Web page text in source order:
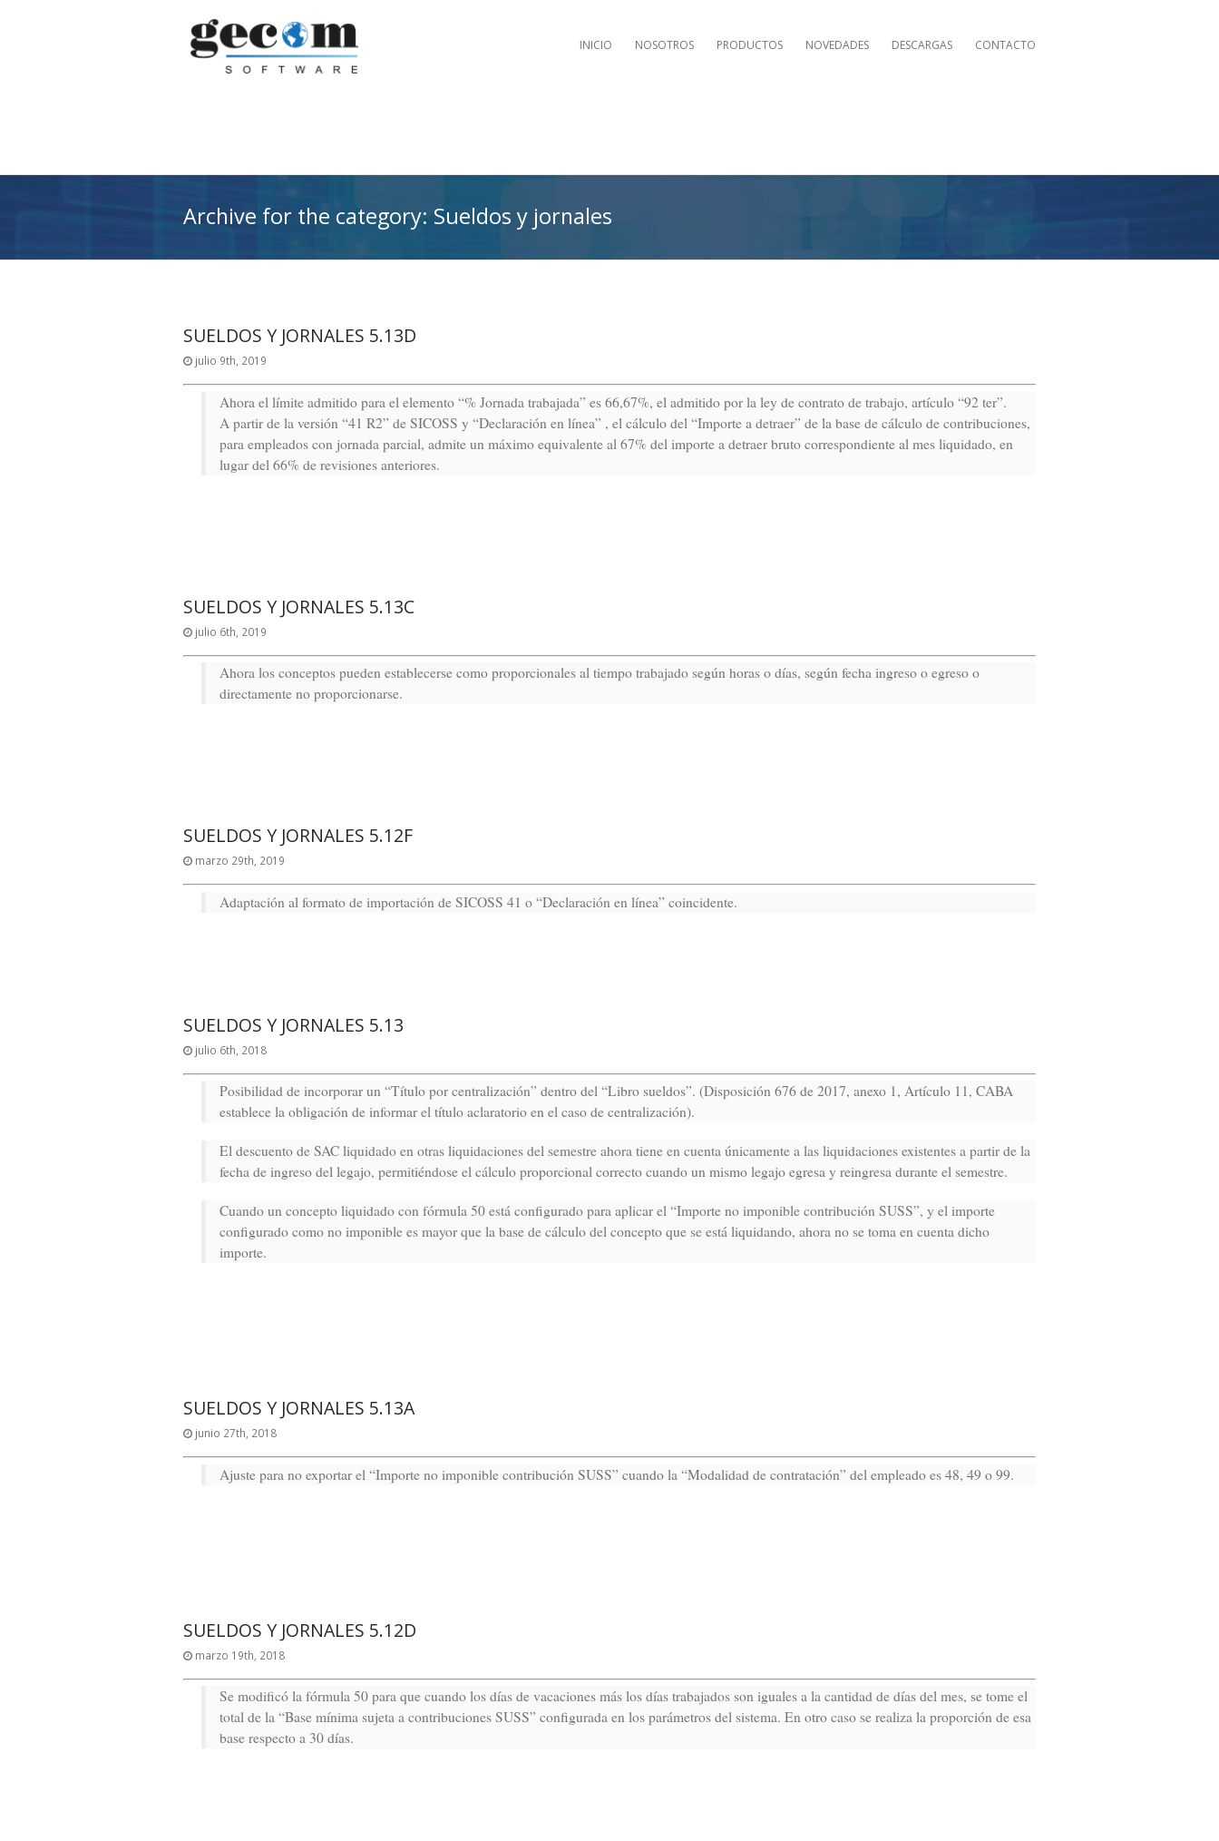
INICIO NOSOTROS PRODUCTOS NOVEDADES DESCARGAS CONTACTO
Archive for the category: Sueldos y jornales
SUELDOS Y JORNALES 5.13D
julio 9th, 2019
Ahora el límite admitido para el elemento “% Jornada trabajada” es 66,67%, el admitido por la ley de contrato de trabajo, artículo “92 ter”.
A partir de la versión “41 R2” de SICOSS y “Declaración en línea” , el cálculo del “Importe a detraer” de la base de cálculo de contribuciones,
para empleados con jornada parcial, admite un máximo equivalente al 67% del importe a detraer bruto correspondiente al mes liquidado, en
lugar del 66% de revisiones anteriores.
SUELDOS Y JORNALES 5.13C
julio 6th, 2019
Ahora los conceptos pueden establecerse como proporcionales al tiempo trabajado según horas o días, según fecha ingreso o egreso o
directamente no proporcionarse.
SUELDOS Y JORNALES 5.12F
marzo 29th, 2019
Adaptación al formato de importación de SICOSS 41 o “Declaración en línea” coincidente.
SUELDOS Y JORNALES 5.13
julio 6th, 2018
Posibilidad de incorporar un “Título por centralización” dentro del “Libro sueldos”. (Disposición 676 de 2017, anexo 1, Artículo 11, CABA
establece la obligación de informar el título aclaratorio en el caso de centralización).
El descuento de SAC liquidado en otras liquidaciones del semestre ahora tiene en cuenta únicamente a las liquidaciones existentes a partir de la
fecha de ingreso del legajo, permitiéndose el cálculo proporcional correcto cuando un mismo legajo egresa y reingresa durante el semestre.
Cuando un concepto liquidado con fórmula 50 está configurado para aplicar el “Importe no imponible contribución SUSS”, y el importe
configurado como no imponible es mayor que la base de cálculo del concepto que se está liquidando, ahora no se toma en cuenta dicho
importe.
SUELDOS Y JORNALES 5.13A
junio 27th, 2018
Ajuste para no exportar el “Importe no imponible contribución SUSS” cuando la “Modalidad de contratación” del empleado es 48, 49 o 99.
SUELDOS Y JORNALES 5.12D
marzo 19th, 2018
Se modificó la fórmula 50 para que cuando los días de vacaciones más los días trabajados son iguales a la cantidad de días del mes, se tome el
total de la “Base mínima sujeta a contribuciones SUSS” configurada en los parámetros del sistema. En otro caso se realiza la proporción de esa
base respecto a 30 días.